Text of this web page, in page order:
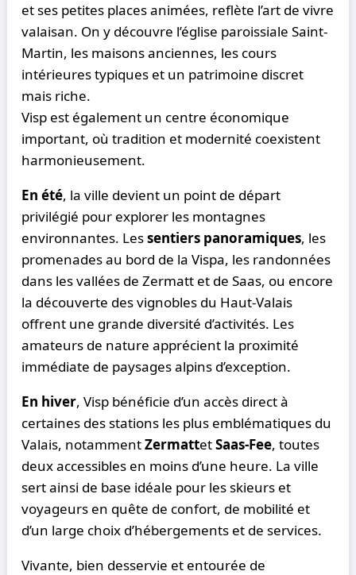
et ses petites places animées, reflète l’art de vivre
valaisan. On y découvre l’église paroissiale Saint-
Martin, les maisons anciennes, les cours
intérieures typiques et un patrimoine discret
mais riche.
Visp est également un centre économique
important, où tradition et modernité coexistent
harmonieusement.
En été, la ville devient un point de départ
privilégié pour explorer les montagnes
environnantes. Lessentiers panoramiques, les
promenades au bord de la Vispa, les randonnées
dans les vallées de Zermatt et de Saas, ou encore
la découverte des vignobles du Haut-Valais
offrent une grande diversité d’activités. Les
amateurs de nature apprécient la proximité
immédiate de paysages alpins d’exception.
En hiver, Visp bénéficie d’un accès direct à
certaines des stations les plus emblématiques du
Valais, notammentZermattetSaas-Fee, toutes
deux accessibles en moins d’une heure. La ville
sert ainsi de base idéale pour les skieurs et
voyageurs en quête de confort, de mobilité et
d’un large choix d’hébergements et de services.
Vivante, bien desservie et entourée de